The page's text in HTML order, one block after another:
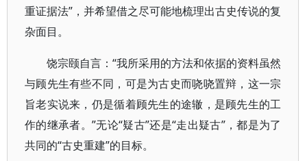
重证据法”，并希望借之尽可能地梳理出古史传说的复
杂面目。
饶宗颐自言：“我所采用的方法和依据的资料虽然
与顾先生有些不同，可是为古史而哓哓置辩，这一宗
旨老实说来，仍是循着顾先生的途辙，是顾先生的工
作的继承者。”无论“疑古”还是“走出疑古”，都是为了
共同的“古史重建”的目标。